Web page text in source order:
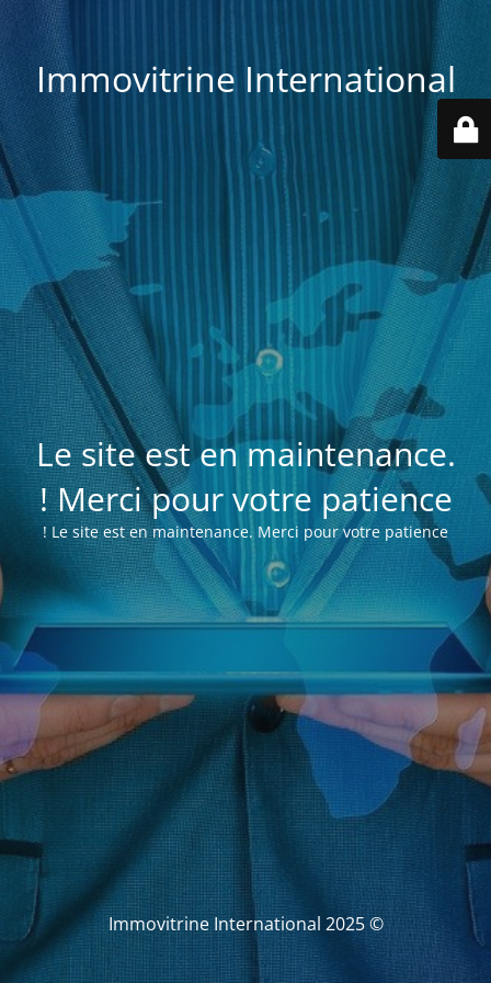
Immovitrine International
Le site est en maintenance.
Merci pour votre patience !
Le site est en maintenance. Merci pour votre patience !
© Immovitrine International 2025